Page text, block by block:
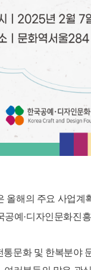
올해의 주요 사업계
공예·디자인문화진
통문화 및 한복분야